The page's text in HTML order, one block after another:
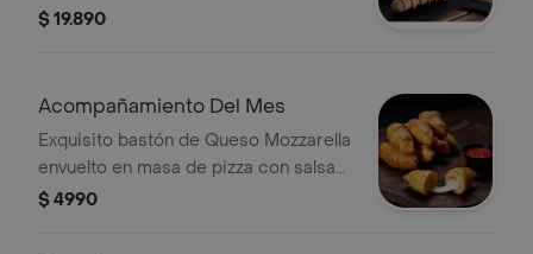
$ 19.890
Acompañamiento Del Mes
Exquisito bastón de Queso Mozzarella
envuelto en masa de pizza con salsa
de ajo, acompañado de un cup de
$ 4990